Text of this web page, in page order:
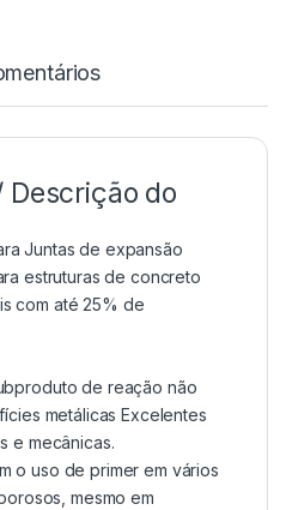
do
Juntas de expansão
estruturas de concreto
com até 25% de
de reação não
metálicas Excelentes
e mecânicas.
o uso de primer em vários
mesmo em